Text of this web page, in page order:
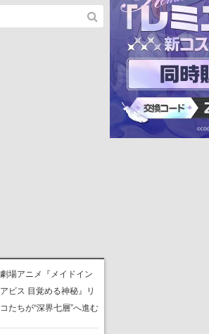
劇場アニメ『メイドイン
アビス 目覚める神秘』リ
コたちが“深界七層”へ進む